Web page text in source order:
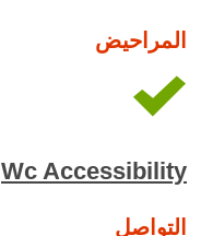
المراحيض
Wc Accessibility
التواصل